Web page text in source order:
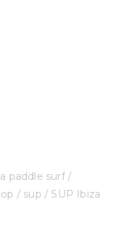
paddle surf
sup
SUP Ibiza